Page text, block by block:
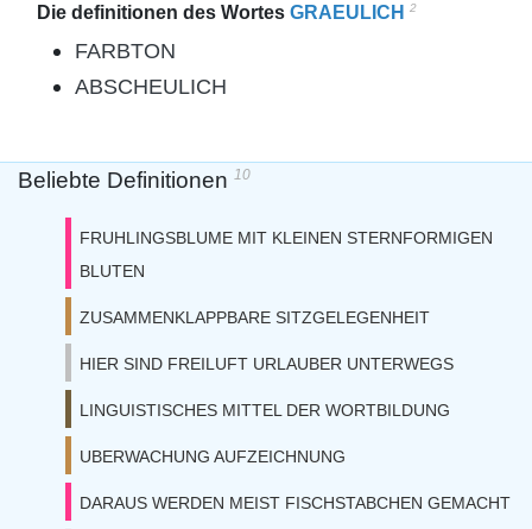
Die definitionen des Wortes GRAEULICH 2
FARBTON
ABSCHEULICH
Beliebte Definitionen 10
FRUHLINGSBLUME MIT KLEINEN STERNFORMIGEN
BLUTEN
ZUSAMMENKLAPPBARE SITZGELEGENHEIT
HIER SIND FREILUFT URLAUBER UNTERWEGS
LINGUISTISCHES MITTEL DER WORTBILDUNG
UBERWACHUNG AUFZEICHNUNG
DARAUS WERDEN MEIST FISCHSTABCHEN GEMACHT